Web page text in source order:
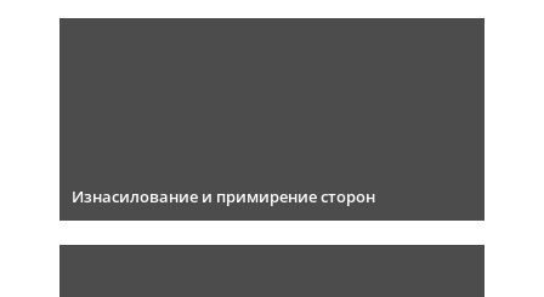
Изнасилование и примирение сторон